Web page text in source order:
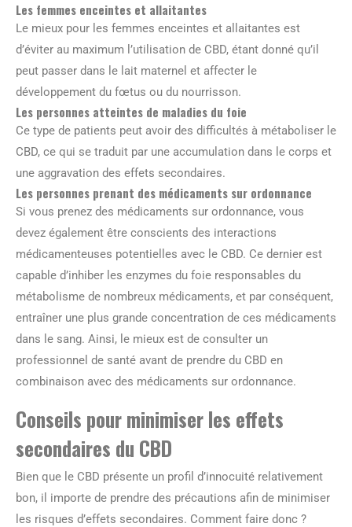
Les femmes enceintes et allaitantes
Le mieux pour les femmes enceintes et allaitantes est
d’éviter au maximum l’utilisation de CBD, étant donné qu’il
peut passer dans le lait maternel et affecter le
développement du fœtus ou du nourrisson.
Les personnes atteintes de maladies du foie
Ce type de patients peut avoir des difficultés à métaboliser le
CBD, ce qui se traduit par une accumulation dans le corps et
une aggravation des effets secondaires.
Les personnes prenant des médicaments sur ordonnance
Si vous prenez des médicaments sur ordonnance, vous
devez également être conscients des interactions
médicamenteuses potentielles avec le CBD. Ce dernier est
capable d’inhiber les enzymes du foie responsables du
métabolisme de nombreux médicaments, et par conséquent,
entraîner une plus grande concentration de ces médicaments
dans le sang. Ainsi, le mieux est de consulter un
professionnel de santé avant de prendre du CBD en
combinaison avec des médicaments sur ordonnance.
Conseils pour minimiser les effets
secondaires du CBD
Bien que le CBD présente un profil d’innocuité relativement
bon, il importe de prendre des précautions afin de minimiser
les risques d’effets secondaires. Comment faire donc ?